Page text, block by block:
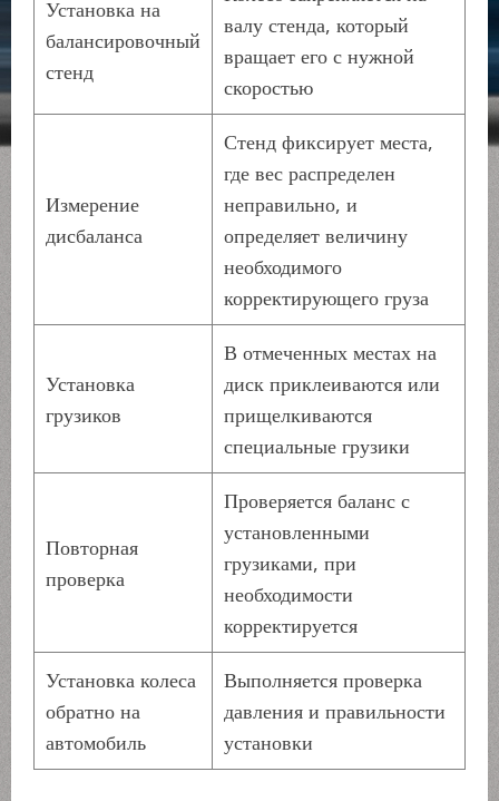
Установка на
балансировочный
стенд
валу стенда, который
вращает его с нужной
скоростью
Измерение
дисбаланса
Стенд фиксирует места,
где вес распределен
неправильно, и
определяет величину
необходимого
корректирующего груза
Установка
грузиков
В отмеченных местах на
диск приклеиваются или
прищелкиваются
специальные грузики
Повторная
проверка
Проверяется баланс с
установленными
грузиками, при
необходимости
корректируется
Установка колеса
обратно на
автомобиль
Выполняется проверка
давления и правильности
установки